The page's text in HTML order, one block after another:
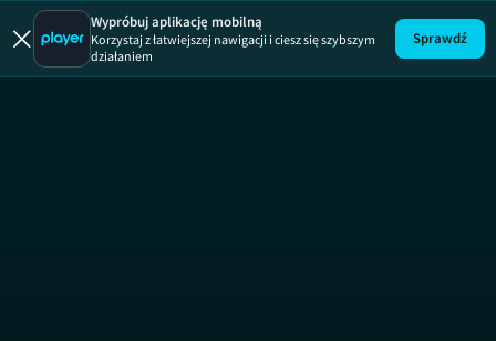
Wypróbuj aplikację mobilną
Korzystaj z łatwiejszej nawigacji i ciesz się szybszym
działaniem
Sprawdź